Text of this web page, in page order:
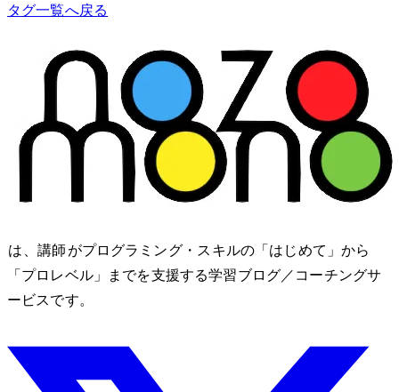
タグ一覧へ戻る
nozomono は、講師 shibomb がプログラミング・IT スキルの「はじめて」から
「プロレベル」までを支援する学習ブログ／コーチングサ
ービスです。